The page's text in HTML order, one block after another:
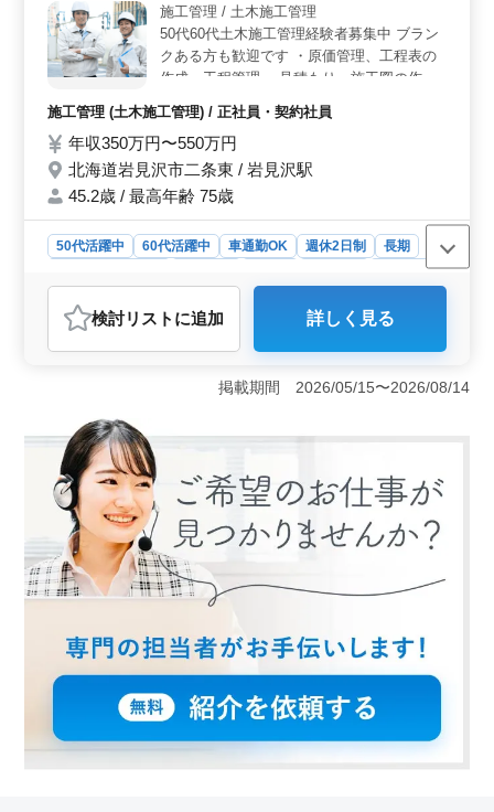
ます。
施工管理 / 土木施工管理
50代60代土木施工管理経験者募集中 ブラン
クある方も歓迎です ・原価管理、工程表の
作成、工程管理 ・見積もり・施工図の作成
料・提出書類の作成等 〜道路工事・農業工
事・治山工事・岩見沢市内道路維持業務 ◎
現場代理人経験者優遇
施工管理 (土木施工管理) / 正社員・契約社員
年収350万円〜550万円
北海道岩見沢市二条東 / 岩見沢駅
45.2歳 / 最高年齢 75歳
50代活躍中 60代活躍中 車通勤OK 週休2日制
長期
施工管理
おすすめポイント
＜経験者 募集＞ この職場では50代、60代の土木施工管
理の経験者が重宝されています。ブランクがある方でも
最適な環境です。 ＜働きやすい環境＞ 週休二日制
であり、残業も月平均10時間以内と限られているため、
仕事とプライベートの両立がしやすいです。また、車通
勤が可能で通勤手当も支給されるため、通勤に関する心
配もありません。 ＜多様な案件＞ 道路工事、農業
工事、治山工事、道路維持業務など、地域基盤を支える
多様な案件に携わます。やりがいあるお仕事です。
検討リスト に追加 詳しく見る
掲載期間 2026/05/15〜2026/08/14